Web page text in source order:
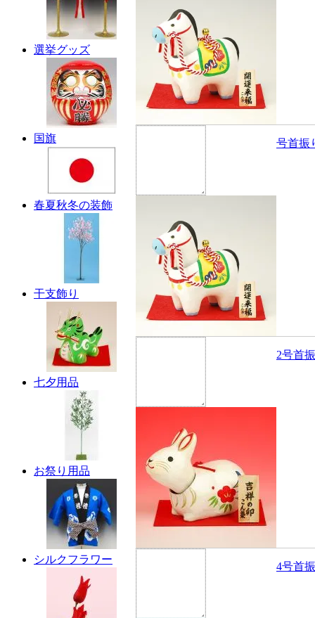
選挙グッズ
国旗
春夏秋冬の装飾
干支飾り
七夕用品
お祭り用品
シルクフラワー
号首振
2号首
4号首